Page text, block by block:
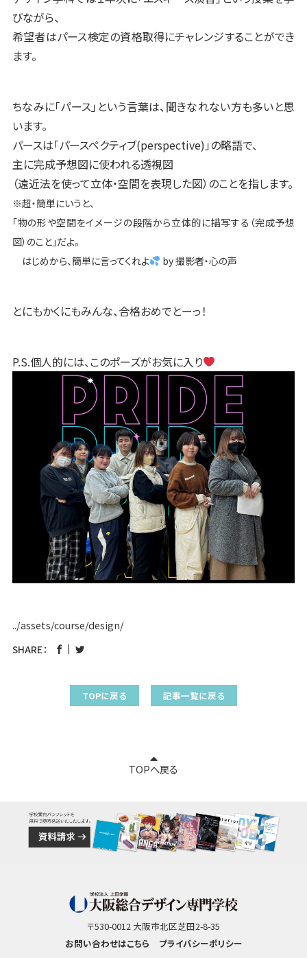
びながら、
希望者はパース検定の資格取得にチャレンジすることができ
ます。
ちなみに「パース」という言葉は、聞きなれない方も多いと思
います。
パースは「パースペクティブ(perspective)」の略語で、
主に完成予想図に使われる透視図
（遠近法を使って立体・空間を表現した図）のことを指します。
※超・簡単にいうと、
「物の形や空間をイメージの段階から立体的に描写する（完成予想
図）のこと」だよ。
はじめから、簡単に言ってくれよ
by 撮影者・心の声
とにもかくにもみんな、合格おめでとーっ！
P.S.個人的には、このポーズがお気に入り
../assets/course/design/
SHARE：
TOPに戻る 記事一覧に戻る
TOPへ戻る
〒530-0012 大阪市北区芝田2-8-35
お問い合わせはこちら
プライバシーポリシー